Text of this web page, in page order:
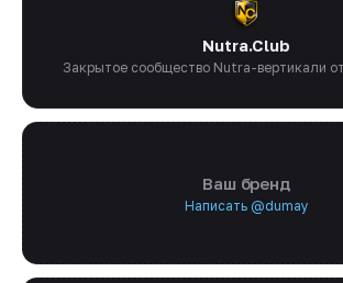
Nutra.Club
Закрытое сообщество Nutra-вертикали
Ваш бренд
Написать @dumay